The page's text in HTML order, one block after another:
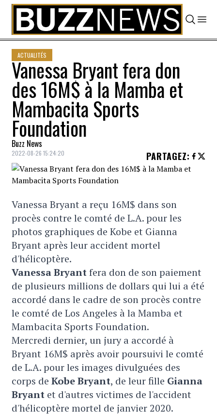
Skip to content
ACTUALITÉS
Vanessa Bryant fera don
des 16M$ à la Mamba et
Mambacita Sports
Foundation
Buzz News
2022-08-26 15:24:20 PARTAGEZ:
Vanessa Bryant a reçu 16M$ dans son
procès contre le comté de L.A. pour les
photos graphiques de Kobe et Gianna
Bryant après leur accident mortel
d'hélicoptère.
Vanessa Bryantfera don de son paiement
de plusieurs millions de dollars qui lui a été
accordé dans le cadre de son procès contre
le comté de Los Angeles à la Mamba et
Mambacita Sports Foundation.
Mercredi dernier, un jury a accordé à
Bryant 16M$ après avoir poursuivi le comté
de L.A. pour les images divulguées des
corps de Kobe Bryant, de leur fille Gianna
Bryant et d'autres victimes de l'accident
d'hélicoptère mortel de janvier 2020.